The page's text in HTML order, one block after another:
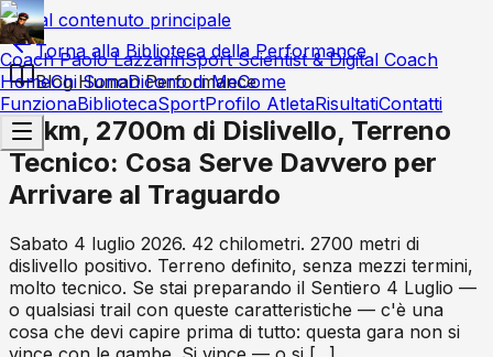
Vai al contenuto principale
Coach Paolo LazzarinSport Scientist & Digital Coach
HomeChi SonoDicono di MeCome
FunzionaBibliotecaSportProfilo AtletaRisultatiContatti
Torna alla Biblioteca della Performance
Blog Human Performance
42km, 2700m di Dislivello, Terreno
Tecnico: Cosa Serve Davvero per
Arrivare al Traguardo
Sabato 4 luglio 2026. 42 chilometri. 2700 metri di
dislivello positivo. Terreno definito, senza mezzi termini,
molto tecnico. Se stai preparando il Sentiero 4 Luglio —
o qualsiasi trail con queste caratteristiche — c'è una
cosa che devi capire prima di tutto: questa gara non si